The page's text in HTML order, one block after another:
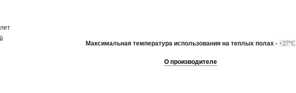
Максимальная температура использования на теплых полах - +27°С
О производителе